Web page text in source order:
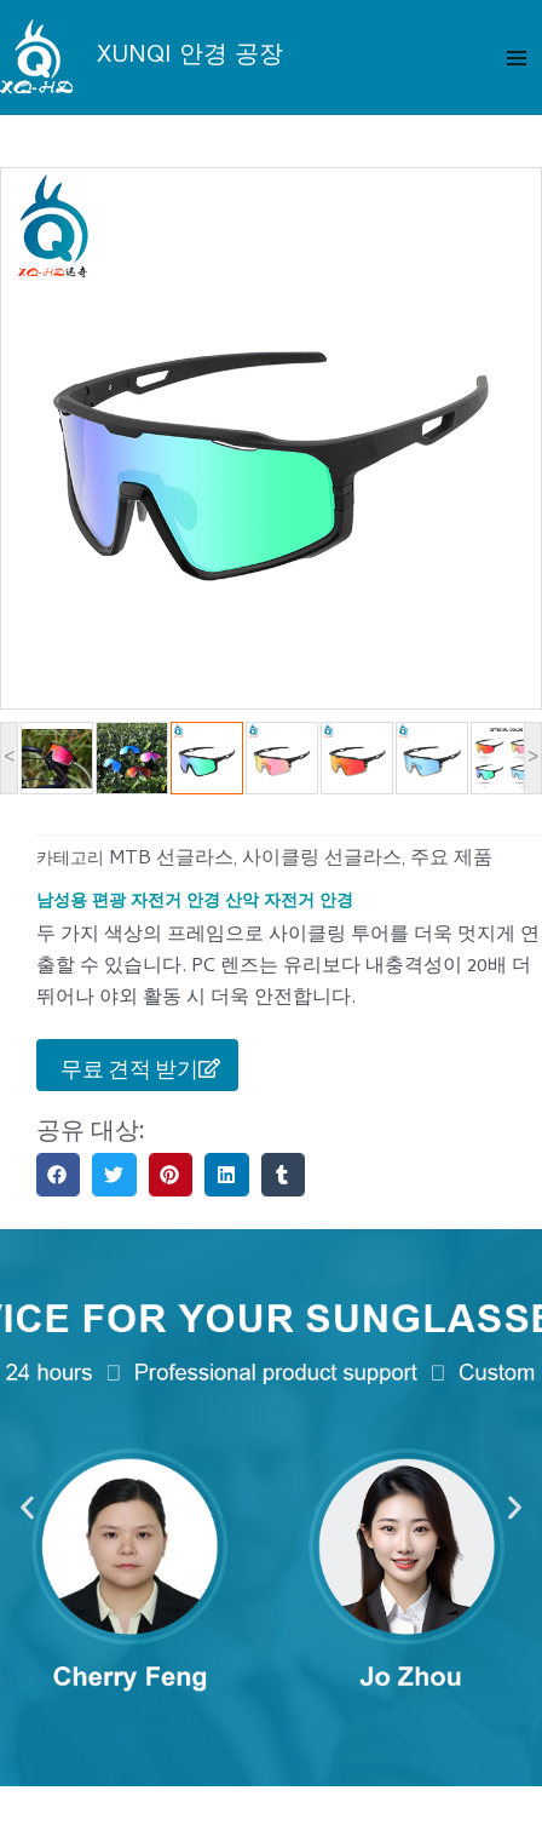
텐
츠
로
너
기
XUNQI 안경 공장
인
메
뉴
< >
카테고리 MTB 선글라스, 사이클링 선글라스, 주요 제품
남성용 편광 자전거 안경 산악 자전거 안경
두 가지 색상의 프레임으로 사이클링 투어를 더욱 멋지게 연
출할 수 있습니다. PC 렌즈는 유리보다 내충격성이 20배 더
뛰어나 야외 활동 시 더욱 안전합니다.
무료 견적 받기
공유 대상: